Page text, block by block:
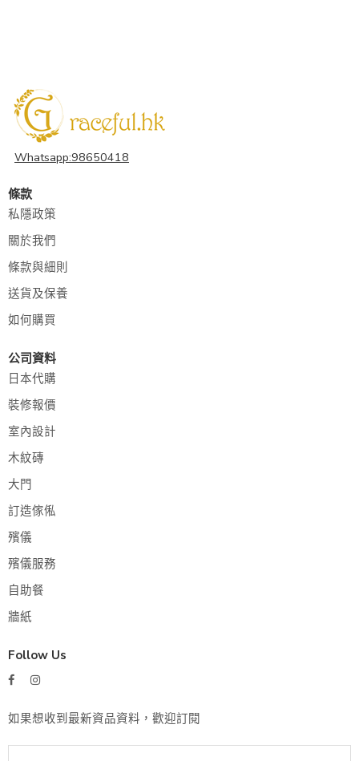
Whatsapp:98650418
條款
私隱政策
關於我們
條款與細則
送貨及保養
如何購買
公司資料
日本代購
裝修報價
室內設計
木紋磚
大門
訂造傢俬
殯儀
殯儀服務
自助餐
牆紙
Follow Us
如果想收到最新資品資料，歡迎訂閱